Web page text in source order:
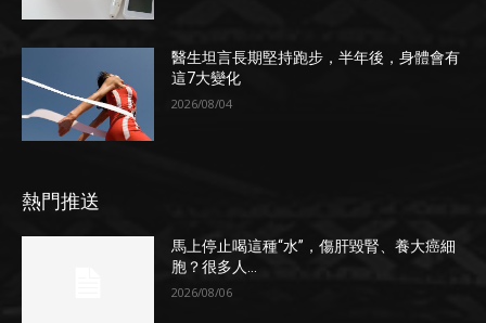
醫生坦言長期堅持跑步，半年後，身體會有
這7大變化
2026/08/04
熱門推送
馬上停止喝這種“水”，傷肝毀腎、養大癌細
胞？很多人...
2026/08/06